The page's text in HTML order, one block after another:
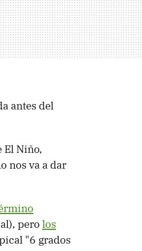
antes del
El Niño,
nos va a dar
pero los
"6 grados